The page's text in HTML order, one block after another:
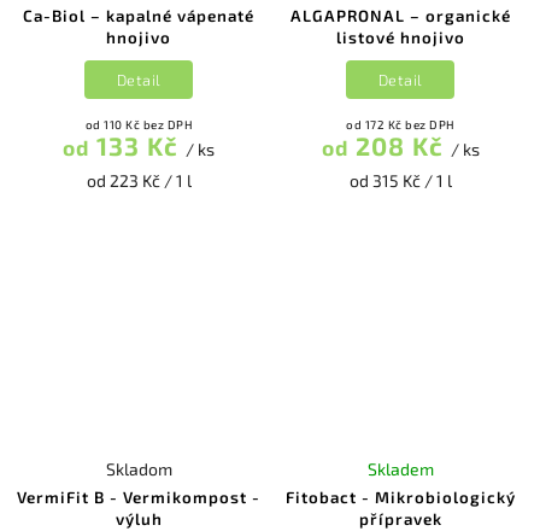
Ca-Biol – kapalné vápenaté
hnojivo
od 110 Kč bez DPH
od 133 Kč / ks
od 223 Kč / 1 l
Detail
ALGAPRONAL – organické
listové hnojivo
od 172 Kč bez DPH
od 208 Kč / ks
od 315 Kč / 1 l
Detail
VermiFit B - Vermikompost -
výluh
Skladom
Fitobact - Mikrobiologický
přípravek
Skladem